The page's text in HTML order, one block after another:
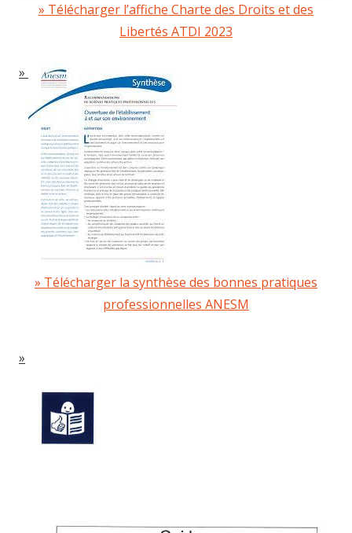
Télécharger l’affiche Charte des Droits et des
Libertés ATDI 2023
Télécharger la synthèse des bonnes pratiques
professionnelles ANESM